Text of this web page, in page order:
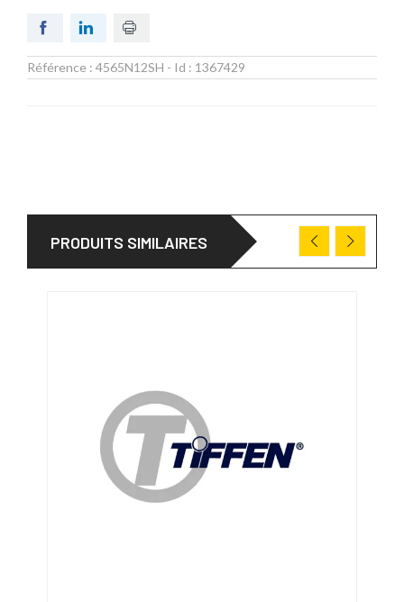
Référence : 4565N12SH - Id : 1367429
PRODUITS SIMILAIRES